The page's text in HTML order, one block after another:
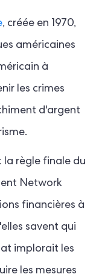
, créée en 1970,
américaines
à
les crimes
d'argent
la règle finale du
Network
financières à
savent qui
implorait les
les mesures